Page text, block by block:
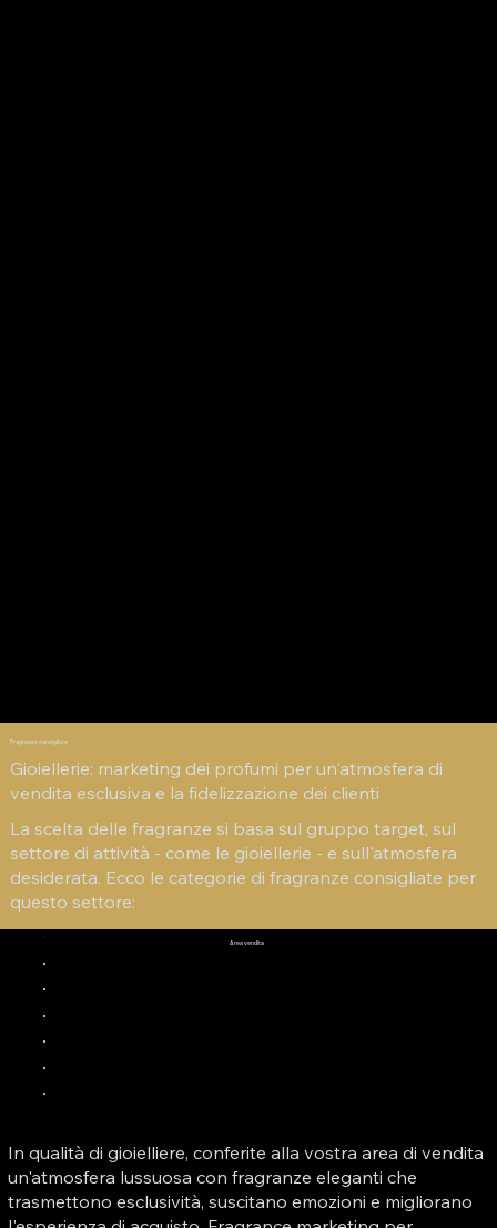
Fragranze consigliate
Gioiellerie: marketing dei profumi per un'atmosfera di
vendita esclusiva e la fidelizzazione dei clienti
La scelta delle fragranze si basa sul gruppo target, sul
settore di attività - come le gioiellerie - e sull'atmosfera
desiderata. Ecco le categorie di fragranze consigliate per
questo settore:
Area vendita
In qualità di gioielliere, conferite alla vostra area di vendita
un'atmosfera lussuosa con fragranze eleganti che
trasmettono esclusività, suscitano emozioni e migliorano